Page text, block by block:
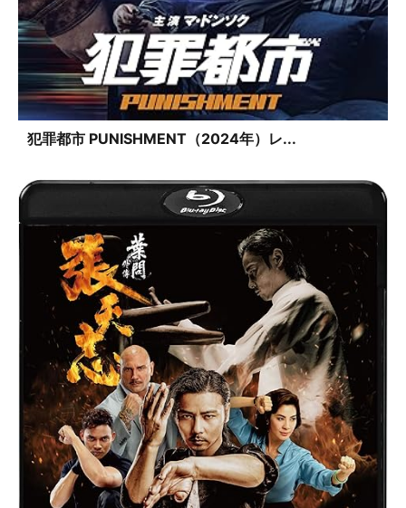
犯罪都市 PUNISHMENT（2024年）レ...